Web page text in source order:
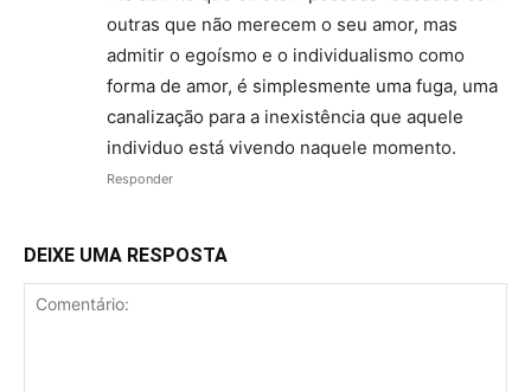
outras que não merecem o seu amor, mas
admitir o egoísmo e o individualismo como
forma de amor, é simplesmente uma fuga, uma
canalização para a inexistência que aquele
individuo está vivendo naquele momento.
Responder
DEIXE UMA RESPOSTA